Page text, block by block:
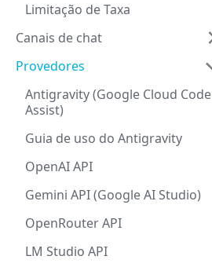
Limitação de Taxa
Canais de chat
Provedores
Antigravity (Google Cloud Code
Assist)
Guia de uso do Antigravity
OpenAI API
Gemini API (Google AI Studio)
OpenRouter API
LM Studio API